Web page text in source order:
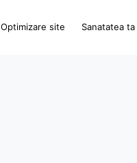
Optimizare site Sanatatea ta